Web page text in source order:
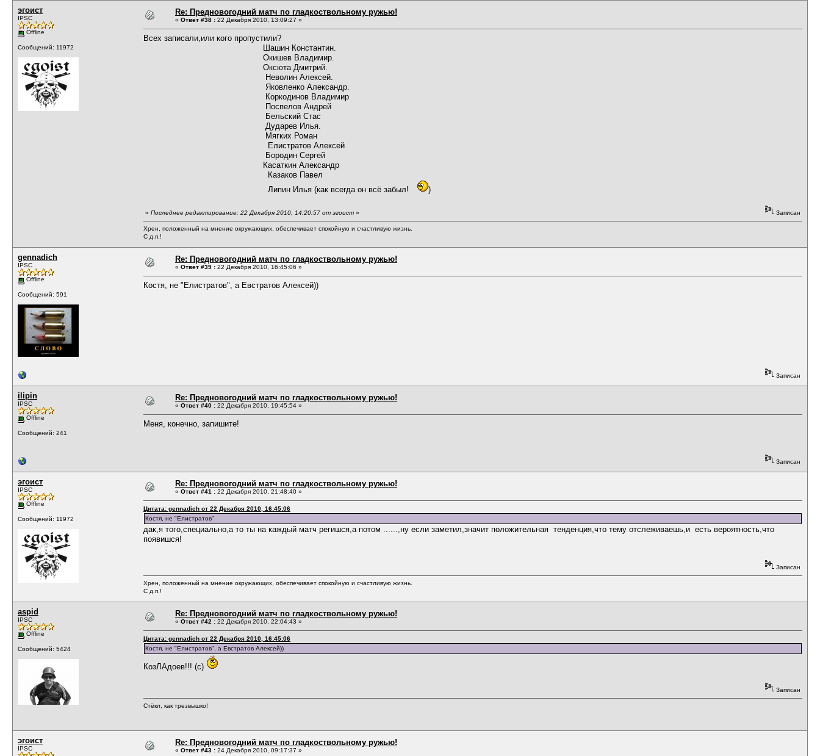
эгоист
IPSC
Offline
Сообщений: 11972
Re: Предновогодний матч по гладкоствольному ружью!
« Ответ #38 : 22 Декабря 2010, 13:09:27 »
Всех записали,или кого пропустили?
Шашин Константин.
Окишев Владимир.
Оксюта Дмитрий.
Неволин Алексей.
Яковленко Александр.
Коркодинов Владимир
Поспелов Андрей
Бельский Стас
Дударев Илья.
Мягких Роман
Елистратов Алексей
Бородин Сергей
Касаткин Александр
Казаков Павел
Липин Илья (как всегда он всё забыл!
)
« Последнее редактирование: 22 Декабря 2010, 14:20:57 от эгоист » Записан
Хрен, положенный на мнение окружающих, обеспечивает спокойную и счастливую жизнь.
С д.п.!
gennadich
IPSC
Offline
Сообщений: 591
Re: Предновогодний матч по гладкоствольному ружью!
« Ответ #39 : 22 Декабря 2010, 16:45:06 »
Костя, не "Елистратов", а Евстратов Алексей))
Записан
ilipin
IPSC
Offline
Сообщений: 241
Re: Предновогодний матч по гладкоствольному ружью!
« Ответ #40 : 22 Декабря 2010, 19:45:54 »
Меня, конечно, запишите!
Записан
эгоист
IPSC
Offline
Сообщений: 11972
Re: Предновогодний матч по гладкоствольному ружью!
« Ответ #41 : 22 Декабря 2010, 21:48:40 »
Цитата: gennadich от 22 Декабря 2010, 16:45:06
Костя, не "Елистратов"
дак,я того,специально,а то ты на каждый матч регишся,а потом ......,ну если заметил,значит положительная тенденция,что тему отслеживаешь,и есть вероятность,что
появишся!
Записан
Хрен, положенный на мнение окружающих, обеспечивает спокойную и счастливую жизнь.
С д.п.!
aspid
IPSC
Offline
Сообщений: 5424
Re: Предновогодний матч по гладкоствольному ружью!
« Ответ #42 : 22 Декабря 2010, 22:04:43 »
Цитата: gennadich от 22 Декабря 2010, 16:45:06
Костя, не "Елистратов", а Евстратов Алексей))
КозЛАдоев!!! (с)
Записан
Стёкл, как трезвышко!
эгоист
IPSC
Re: Предновогодний матч по гладкоствольному ружью!
« Ответ #43 : 24 Декабря 2010, 09:17:37 »